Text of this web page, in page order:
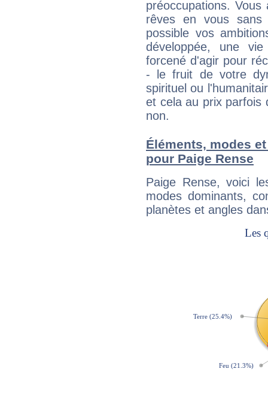
préoccupations.
rêves en vous sans
possible vos
développée, une
forcené d'agir pour
- le fruit de votre
spirituel ou
et cela au prix parfois
non.
Éléments, modes
pour Paige Rense
Paige Rense, voici
modes dominants,
planètes et angles